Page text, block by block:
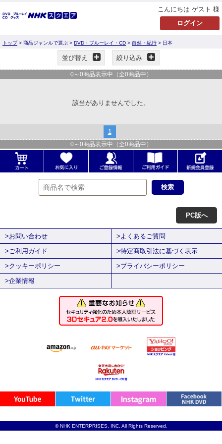
こんにちは ゲスト 様
トップ> 商品ジャンルで選ぶ > DVD・ブルーレイ・CD > 自然・紀行 > 日本
並び替え 絞り込み
0 ～ 0商品表示中（全0商品中）
該当がありませんでした。
1
0 ～ 0商品表示中（全0商品中）
PC版へ
>お問い合わせ
>よくあるご質問
>ご利用ガイド
>特定商取引法に基づく表示
>クッキーポリシー
>プライバシーポリシー
>企業情報
© NHK ENTERPRISES, INC. All Rights Reserved.